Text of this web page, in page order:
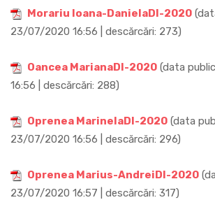
Morariu Ioana-DanielaDI-2020
23/07/2020 16:56 | descărcări: 273)
Oancea MarianaDI-2020 (data
16:56 | descărcări: 288)
Oprenea MarinelaDI-2020 (data
23/07/2020 16:56 | descărcări: 296)
Oprenea Marius-AndreiDI-2020
23/07/2020 16:57 | descărcări: 317)